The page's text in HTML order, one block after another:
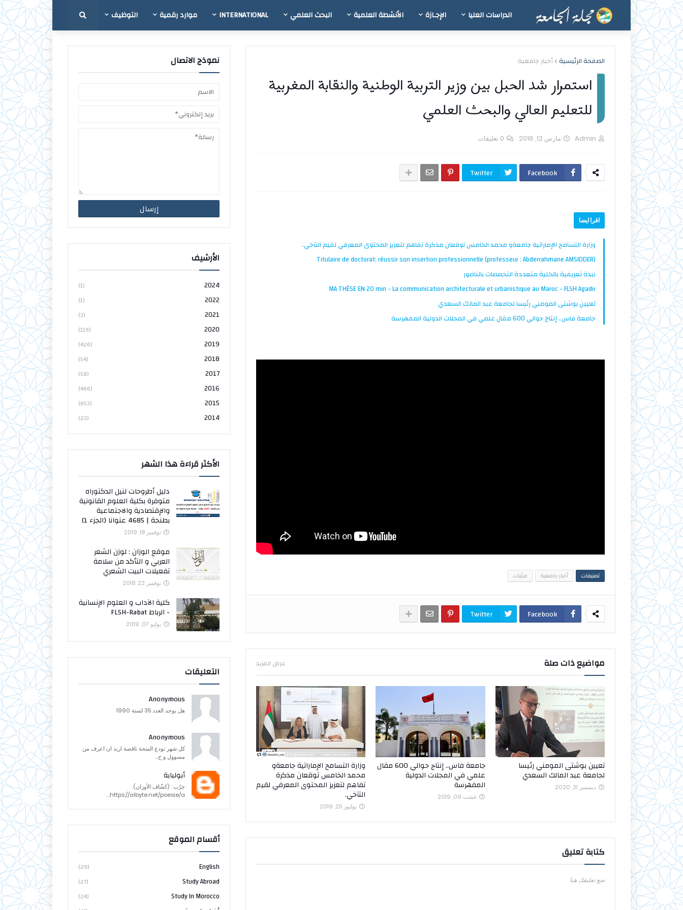
الدراسات العليا الإجـازة الأنشطة العلمية البحث العلمي INTERNATIONAL موارد رقمية التوظيف
الصفحة الرئيسية أخبار جامعية
استمرار شد الحبل بين وزير التربية الوطنية والنقابة المغربية
للتعليم العالي والبحث العلمي
Admin مارس 12, 2018 0 تعليقات
Facebook
Twitter
اقرا ايضا
وزارة التسامح الإماراتية جامعةو محمد الخامس توقعان مذكرة تفاهم لتعزيز المحتوى المعرفي لقيم التآخي.
Titulaire de doctorat: réussir son insertion professionnelle (professeur : Abderrahmane AMSIDDER)
نبذة تعريفية بالكلية متعددة التخصصات بالناضور
MA THÈSE EN 20 min - La communication architecturale et urbanistique au Maroc - FLSH Agadir
تعيين بوشتى المومني رئيسا لجامعة عبد المالك السعدي
جامعة فاس.. إنتاج حوالي 600 مقال علمي في المجلات الدولية المفهرسة
تصنيفات أخبار جامعية مرئيات
Facebook
Twitter
مواضيع ذات صلة عرض المزيد
تعيين بوشتى المومني رئيسا
لجامعة عبد المالك السعدي
ديسمبر 31, 2020
جامعة فاس.. إنتاج حوالي 600 مقال
علمي في المجلات الدولية
المفهرسة
غشت 09, 2019
وزارة التسامح الإماراتية جامعةو
محمد الخامس توقعان مذكرة
تفاهم لتعزيز المحتوى المعرفي لقيم
التآخي.
يوليوز 25, 2019
كتابة تعليق
ضع تعليقك هنا
نموذج الاتصال
الأرشيف
2024
(1)
2022
(1)
2021
(3)
2020
(119)
2019
(426)
2018
(54)
2017
(58)
2016
(466)
2015
(653)
2014
(23)
الأكثر قراءة هذا الشهر
دليل أطروحات لنيل الدكتوراه
متوفرة بكلية العلوم القانونية
والإقتصادية والاجتماعية
بطنجة | 4685 عنوانا (الجزء 1)
نوفمبر 18, 2019
موقع الوزان : لوزن الشعر
العربي و التأكد من سلامة
تفعيلات البيت الشعري
نوفمبر 22, 2018
كلية الآداب و العلوم الإنسانية
- الرباط FLSH-Rabat
يوليو 07, 2019
التعليقات
Anonymous
هل يوجد العدد 35 لسنة 1990
Anonymous
كل شهر تودع المنحة ناقصة اريد ان اعرف من
مسوول و ح...
أبولبابة
جرّب : (كشّاف الأوزان)
https://albyte.net/poesie/a...
أقسام الموقع
English
(29)
Study Abroad
(27)
Study In Morocco
(24)